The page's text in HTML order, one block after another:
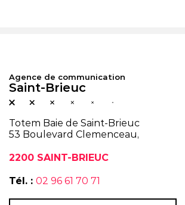
Agence de communication
Saint-Brieuc
Totem Baie de Saint-Brieuc
53 Boulevard Clemenceau,
2200 SAINT-BRIEUC
Tél. : 02 96 61 70 71